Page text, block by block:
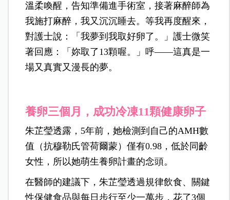
溫柔喚醒，告知準備進手術室，接著麻醉師為
我施打麻醉，我又沉沉睡去。等我再度醒來，
對護士說：「我夢到我取好卵了。」護士微笑
著回應：「妳取了13顆喔。」呼——這真是一
場又真實又漫長的夢。
養卵三個月，成功冷凍11顆健康卵子
朱芷瑩透露，5年前，她檢測到自己的AMH數
值（抗穆勒氏管荷爾蒙）僅有0.98，低於同齡
女性，所以她萌生養卵計畫的念頭。
在醫師的建議下，朱芷瑩透過規律飲食、關鍵
性保健食品與每日步行至少一萬步，花了3個